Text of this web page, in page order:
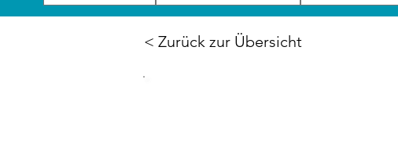
< Zurück zur Übersicht